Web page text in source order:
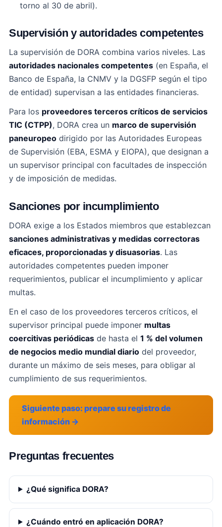
torno al 30 de abril).
Supervisión y autoridades competentes
La supervisión de DORA combina varios niveles. Las
autoridades nacionales competentes (en España, el
Banco de España, la CNMV y la DGSFP según el tipo
de entidad) supervisan a las entidades financieras.
Para los proveedores terceros críticos de servicios
TIC (CTPP), DORA crea un marco de supervisión
paneuropeo dirigido por las Autoridades Europeas
de Supervisión (EBA, ESMA y EIOPA), que designan a
un supervisor principal con facultades de inspección
y de imposición de medidas.
Sanciones por incumplimiento
DORA exige a los Estados miembros que establezcan
sanciones administrativas y medidas correctoras
eficaces, proporcionadas y disuasorias. Las
autoridades competentes pueden imponer
requerimientos, publicar el incumplimiento y aplicar
multas.
En el caso de los proveedores terceros críticos, el
supervisor principal puede imponer multas
coercitivas periódicas de hasta el 1 % del volumen
de negocios medio mundial diario del proveedor,
durante un máximo de seis meses, para obligar al
cumplimiento de sus requerimientos.
Siguiente paso: prepare su registro de
información →
Preguntas frecuentes
¿Qué significa DORA?
¿Cuándo entró en aplicación DORA?